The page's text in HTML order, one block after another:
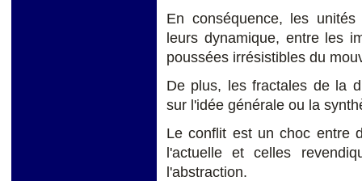
En conséquence, les
leurs dynamique, entre les
poussées irrésistibles du
De plus, les fractales de la
sur l'idée générale ou la
Le conflit est un choc entre
l'actuelle et celles
l'abstraction.